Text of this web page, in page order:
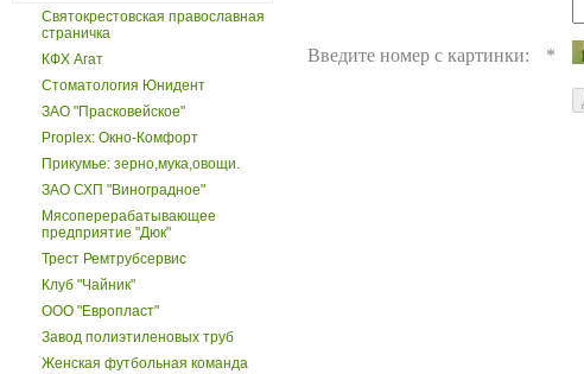
Святокрестовская православная
страничка
КФХ Агат
Стоматология Юнидент
ЗАО "Прасковейское"
Proplex: Окно-Комфорт
Прикумье: зерно,мука,овощи.
ЗАО СХП "Виноградное"
Мясоперерабатывающее
предприятие "Дюк"
Трест Ремтрубсервис
Клуб "Чайник"
ООО "Европласт"
Завод полиэтиленовых труб
Женская футбольная команда
Введите номер с картинки: *